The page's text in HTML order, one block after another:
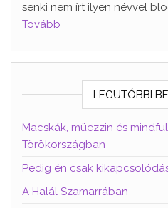
senki nem írt ilyen névvel
Tovább
LEGUTÓBBI
Macskák, müezzin és
Törökországban
Pedig én csak
A Halál Szamarrában